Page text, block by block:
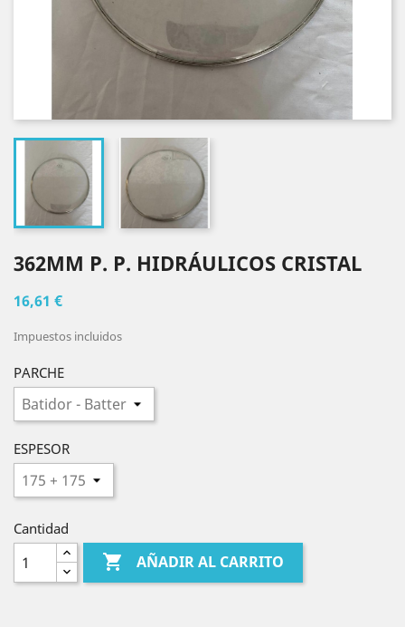
362MM P. P. HIDRÁULICOS CRISTAL
16,61 €
Impuestos incluidos
PARCHE
ESPESOR
Cantidad
 AÑADIR AL CARRITO